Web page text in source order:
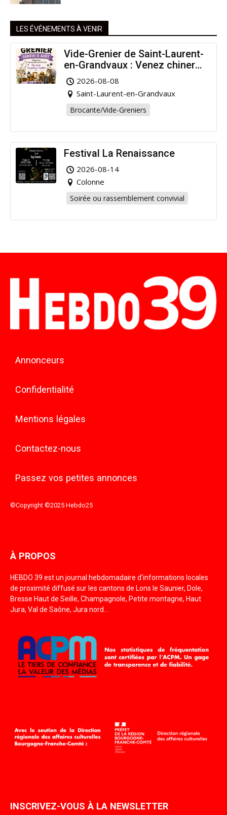
LES ÉVÉNEMENTS À VENIR
Vide-Grenier de Saint-Laurent-
en-Grandvaux : Venez chiner
pour la bonne cause !
2026-08-08
Saint-Laurent-en-Grandvaux
Brocante/Vide-Greniers
Festival La Renaissance
2026-08-14
Colonne
Soirée ou rassemblement convivial